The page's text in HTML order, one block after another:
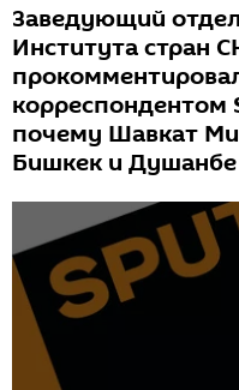
Заведующий
Института стран
корреспондентом
почему Шавкат
Бишкек и Душанбе